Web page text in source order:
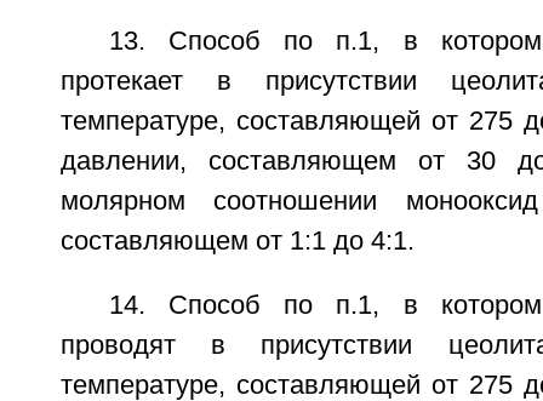
13. Способ по п.1, в котором
протекает в присутствии
температуре, составляющей от 275
давлении, составляющем от 30
молярном соотношении монооксид
составляющем от 1:1 до 4:1.
14. Способ по п.1, в котором
проводят в присутствии
температуре, составляющей от 275